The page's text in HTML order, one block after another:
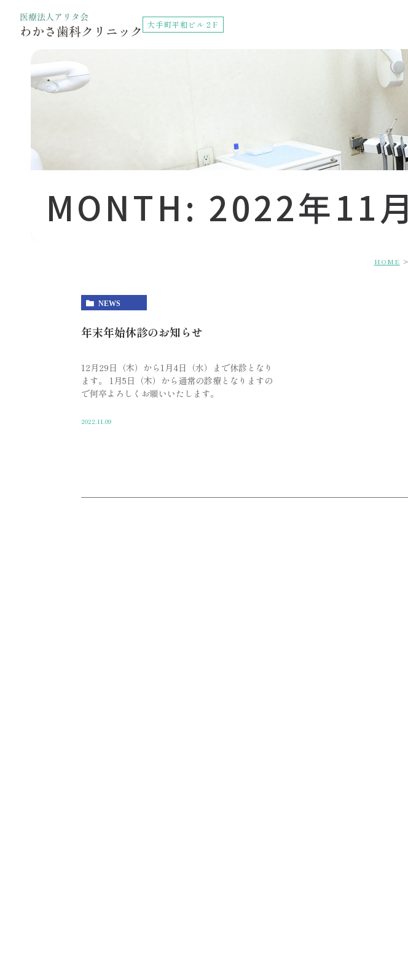
大手町平和ビル２F
MONTH: 2022年11月
HOME
NEWS
年末年始休診のお知らせ
12月29日（木）から1月4日（水）まで休診となり
ます。 1月5日（木）から通常の診療となりますの
で何卒よろしくお願いいたします。
2022.11.09